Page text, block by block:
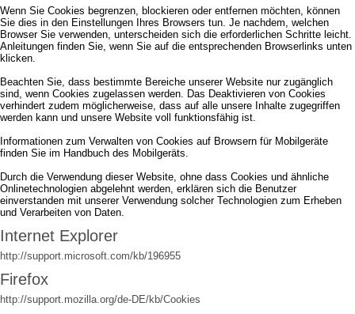
Wenn Sie Cookies begrenzen, blockieren oder entfernen möchten, können
Sie dies in den Einstellungen Ihres Browsers tun. Je nachdem, welchen
Browser Sie verwenden, unterscheiden sich die erforderlichen Schritte leicht.
Anleitungen finden Sie, wenn Sie auf die entsprechenden Browserlinks unten
klicken.
Beachten Sie, dass bestimmte Bereiche unserer Website nur zugänglich
sind, wenn Cookies zugelassen werden. Das Deaktivieren von Cookies
verhindert zudem möglicherweise, dass auf alle unsere Inhalte zugegriffen
werden kann und unsere Website voll funktionsfähig ist.
Informationen zum Verwalten von Cookies auf Browsern für Mobilgeräte
finden Sie im Handbuch des Mobilgeräts.
Durch die Verwendung dieser Website, ohne dass Cookies und ähnliche
Onlinetechnologien abgelehnt werden, erklären sich die Benutzer
einverstanden mit unserer Verwendung solcher Technologien zum Erheben
und Verarbeiten von Daten.
Internet Explorer
http://support.microsoft.com/kb/196955
Firefox
http://support.mozilla.org/de-DE/kb/Cookies